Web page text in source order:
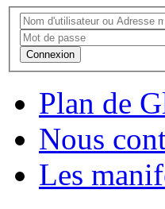
Connexion
Plan de
Nous
Les